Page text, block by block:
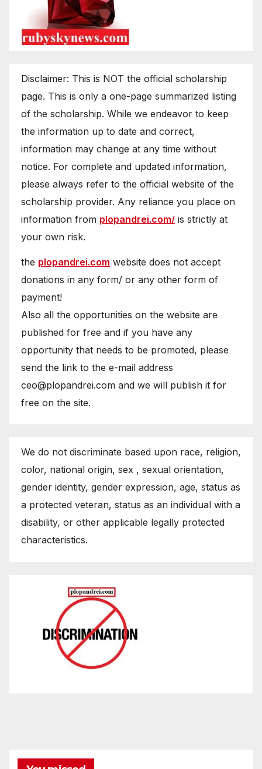
Disclaimer: This is NOT the official scholarship
page. This is only a one-page summarized listing
of the scholarship. While we endeavor to keep
the information up to date and correct,
information may change at any time without
notice. For complete and updated information,
please always refer to the official website of the
scholarship provider. Any reliance you place on
information from plopandrei.com/ is strictly at
your own risk.
the plopandrei.com website does not accept
donations in any form/ or any other form of
payment!
Also all the opportunities on the website are
published for free and if you have any
opportunity that needs to be promoted, please
send the link to the e-mail address
ceo@plopandrei.com and we will publish it for
free on the site.
We do not discriminate based upon race, religion,
color, national origin, sex , sexual orientation,
gender identity, gender expression, age, status as
a protected veteran, status as an individual with a
disability, or other applicable legally protected
characteristics.